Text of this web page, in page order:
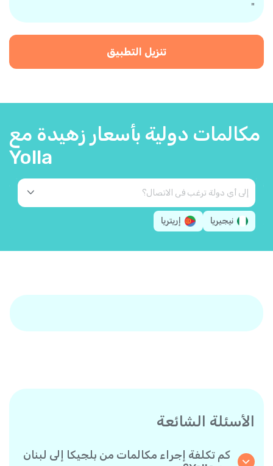
"
تنزيل التطبيق
مكالمات دولية بأسعار زهيدة مع
Yolla
نيجيريا إريتريا
الأسئلة الشائعة
كم تكلفة إجراء مكالمات من بلجيكا إلى لبنان